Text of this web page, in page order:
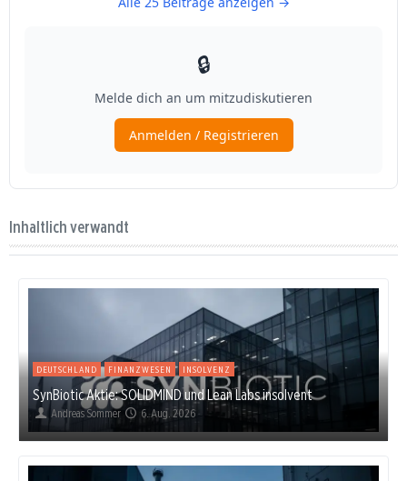
Inhaltlich verwandt
DEUTSCHLAND FINANZWESEN INSOLVENZ
SynBiotic Aktie: SOLIDMIND und Lean Labs insolvent
Andreas Sommer 6. Aug. 2026